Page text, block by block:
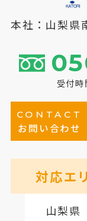
本社：山梨県
受付
CONTACT
お問い合わせ
対応エ
山梨県